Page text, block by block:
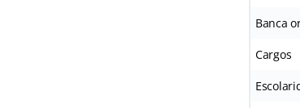
Banca
Cargos